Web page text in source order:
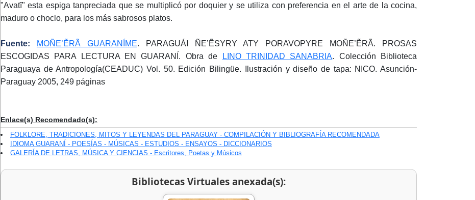
"Avatĩ" esta espiga tanpreciada que se multiplicó por doquier y se utiliza con preferencia en el arte de la cocina,
maduro o choclo, para los más sabrosos platos.
Fuente: MOÑE’ẼRÃ GUARANÍME. PARAGUÁI ÑE’ẼSYRY ATY PORAVOPYRE MOÑE’ẼRÃ. PROSAS
ESCOGIDAS PARA LECTURA EN GUARANÍ. Obra de
LINO TRINIDAD SANABRIA. Colección Biblioteca
Paraguaya de Antropología(CEADUC) Vol. 50. Edición Bilingüe. Ilustración y diseño de tapa: NICO. Asunción-
Paraguay 2005, 249 páginas
Enlace(s) Recomendado(s):
FOLKLORE, TRADICIONES, MITOS Y LEYENDAS DEL PARAGUAY - COMPILACIÓN Y BIBLIOGRAFÍA RECOMENDADA
IDIOMA GUARANÍ - POESÍAS - MÚSICAS - ESTUDIOS - ENSAYOS - DICCIONARIOS
GALERÍA DE LETRAS, MÚSICA Y CIENCIAS - Escritores, Poetas y Músicos
Bibliotecas Virtuales anexada(s):